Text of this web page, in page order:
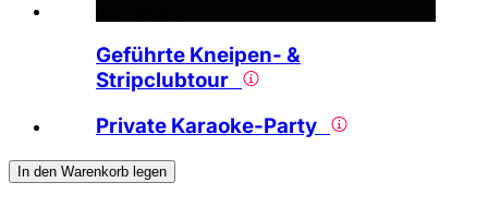
Geführte Kneipen- &
Stripclubtour
Private Karaoke-Party
In den Warenkorb legen